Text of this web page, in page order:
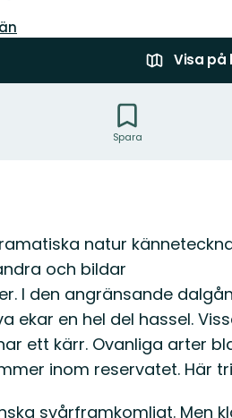
Visa på
Spara
natur
och bildar
I den angränsande
ekar en hel del hassel.
ett kärr. Ovanliga arter
inom reservatet. Här
svårframkomligt. Men